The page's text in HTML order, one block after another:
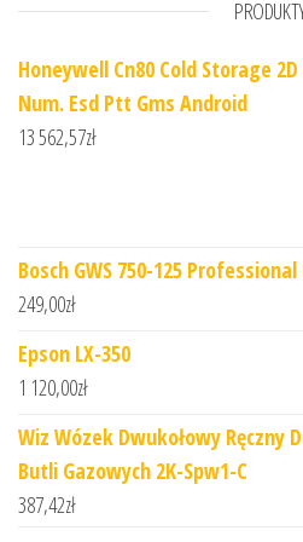
Honeywell Cn80 Cold Storage 2D
Num. Esd Ptt Gms Android
13 562,57zł
Bosch GWS 750-125 Professional
249,00zł
Epson LX-350
1 120,00zł
Wiz Wózek Dwukołowy Ręczny
Butli Gazowych 2K-Spw1-C
387,42zł